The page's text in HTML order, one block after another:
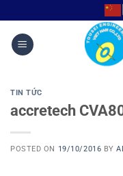
TIN TỨC
accretech
POSTED ON 19/10/2016 BY